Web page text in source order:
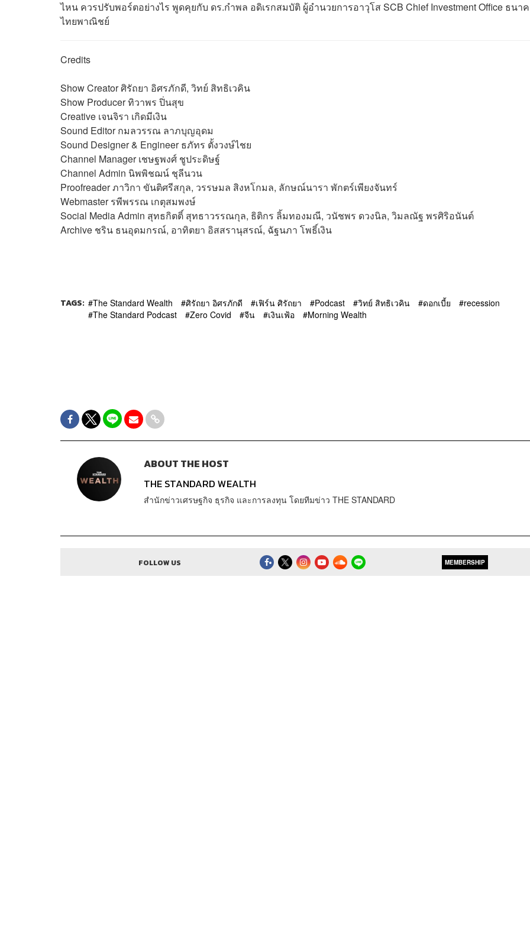
ไหน ควรปรับพอร์ตอย่างไร พูดคุยกับ ดร.กำพล อดิเรกสมบัติ ผู้อำนวยการอาวุโส SCB Chief Investment Office ธนา
ไทยพาณิชย์
Credits
Show Creator ศิรัถยา อิศรภักดี, วิทย์ สิทธิเวคิน
Show Producer ทิวาพร ปิ่นสุข
Creative เจนจิรา เกิดมีเงิน
Sound Editorกมลวรรณ ลาภบุญอุดม
Sound Designer & Engineer ธภัทร ตั้งวงษ์ไชย
Channel Manager เชษฐพงศ์ ชูประดิษฐ์
Channel Admin นิพพิชฌน์ ชุลีนวน
Proofreader ภาวิกา ขันติศรีสกุล, วรรษมล สิงหโกมล, ลักษณ์นารา พักตร์เพียงจันทร์
Webmaster รพีพรรณ เกตุสมพงษ์
Social Media Admin สุทธกิตติ์​ สุทธาวรรณกุล, ธิติกร ลิ้มทองมณี, วนัชพร ดวงนิล, วิมลณัฐ พรศิริอนันต์
Archive ชริน ธนอุดมกรณ์, อาทิตยา อิสสรานุสรณ์, ฉัฐนภา โพธิ์เงิน
TAGS: The Standard Wealth ศิรัถยา อิศรภักดี เฟิร์น ศิรัถยา Podcast วิทย์ สิทธิเวคิน ดอกเบี้ย
recession
The Standard Podcast
Zero Covid จีน เงินเฟ้อ Morning Wealth
ABOUT THE HOST
THE STANDARD WEALTH
สำนักข่าวเศรษฐกิจ ธุรกิจ และการลงทุน โดยทีมข่าว THE STANDARD
FOLLOW US MEMBERSHIP